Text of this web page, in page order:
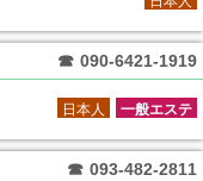
☎ 090-6421-1919
一般エステ
日本人
☎ 093-482-2811